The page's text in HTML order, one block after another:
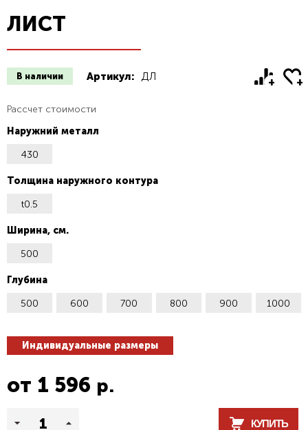
ЛИСТ
В наличии Артикул: ДЛ
Рассчет стоимости
Наружний металл
430
Толщина наружного контура
t0.5
Ширина, см.
500
Глубина
500
600 700 800 900 1000
Индивидуальные размеры
от 1 596 р.
КУПИТЬ